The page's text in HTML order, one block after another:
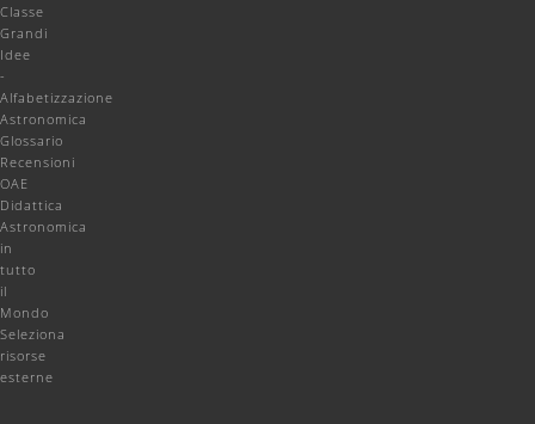
Classe
Grandi
Idee
-
Alfabetizzazione
Astronomica
Glossario
Recensioni
OAE
Didattica
Astronomica
in
tutto
il
Mondo
Seleziona
risorse
esterne